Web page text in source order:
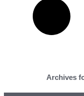
Archives